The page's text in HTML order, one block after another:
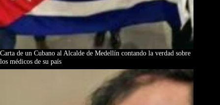
Carta de un Cubano al Alcalde de Medellín contando la verdad sobre
los médicos de su país